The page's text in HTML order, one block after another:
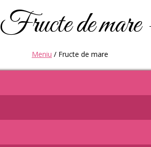
Fructe de mare
Meniu / Fructe de mare